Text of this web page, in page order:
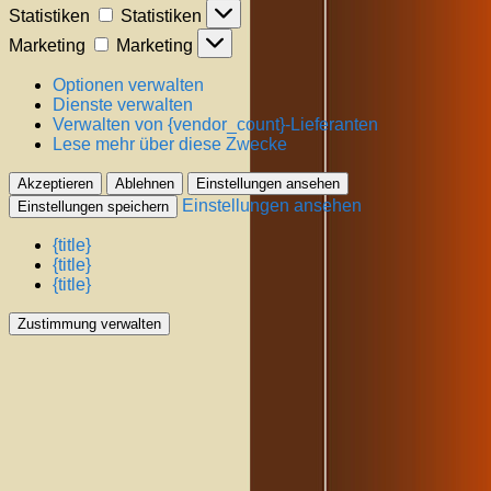
Statistiken
Statistiken
Marketing
Marketing
Optionen verwalten
Dienste verwalten
Verwalten von {vendor_count}-Lieferanten
Lese mehr über diese Zwecke
Akzeptieren Ablehnen
Einstellungen ansehen
Einstellungen speichern
Einstellungen ansehen
{title}
{title}
{title}
Zustimmung verwalten